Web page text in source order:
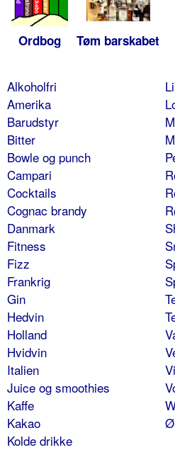
Ordbog Tøm barskabet
Alkoholfri
Amerika
Barudstyr
Bitter
Bowle og punch
Campari
Cocktails
Cognac brandy
Danmark
Fitness
Fizz
Frankrig
Gin
Hedvin
Holland
Hvidvin
Italien
Juice og smoothies
Kaffe
Kakao
Kolde drikke